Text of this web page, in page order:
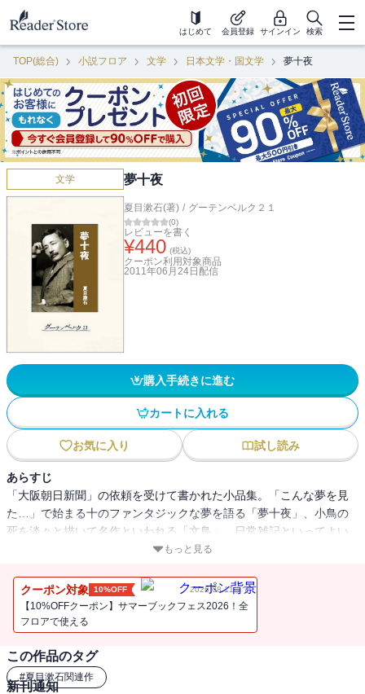
はじめて 会員登録 サインイン 検索
TOP(総合) 小説フロア 文学 日本文学・国文学 夢十夜
文学 夢十夜
夏目漱石(著) / グーテンベルク２１
(0)
レビューを書く
¥440 (税込)
クーポン利用対象商品
2011年06月24日 配信
購入手続きに進む
カートに入れる
お気に入り 試し読み
あらすじ
「大阪朝日新聞」の依頼を受けて書かれた小品集。「こんな夢を見
た…」で始まる十のファンタジックな夢を語る「夢十夜」、小鳥の
死を淡々と描いて名作といわれる「文鳥」、日常雑記といってよい
エッセイ「永日小品」の３編からなる。
もっと見る
クーポン対象 10%OFF 2026.08.11まで
【10%OFFクーポン】サマーブックフェス2026！全
フロアで使える
この作品のタグ
#夏目漱石関連作
新刊通知